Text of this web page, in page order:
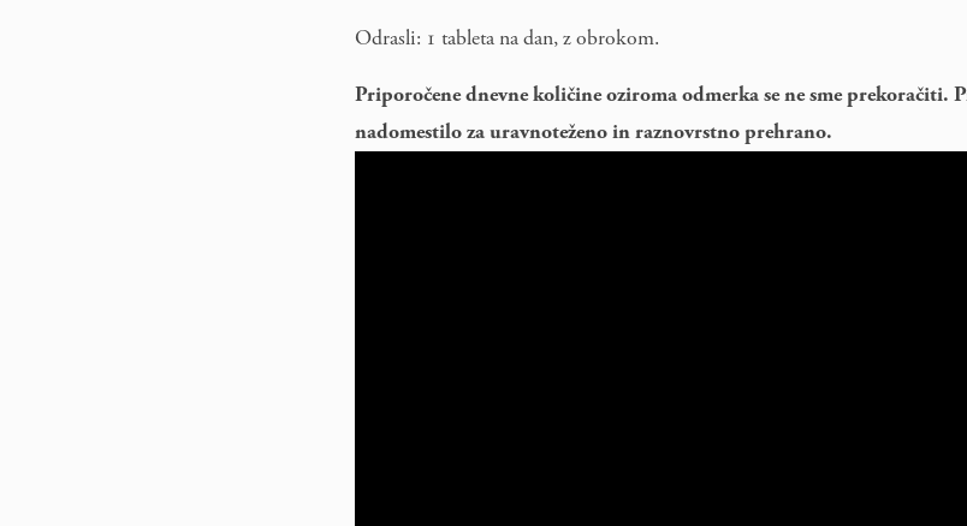
Odrasli: 1 tableta na dan, z obrokom.
Priporočene dnevne količine oziroma odmerka se ne sme prekoračiti.
nadomestilo za uravnoteženo in raznovrstno prehrano.